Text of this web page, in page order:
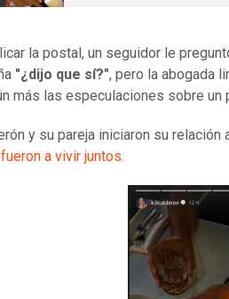
la postal, un seguidor le
"¿dijo que sí?", pero la abogada
más las especulaciones sobre
y su pareja iniciaron su
a vivir juntos.